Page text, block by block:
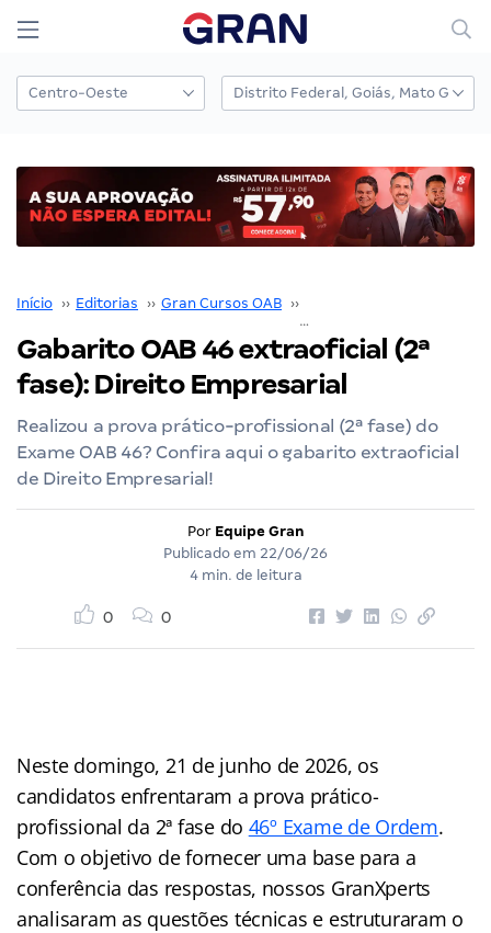
Início ›› Editorias ›› Gran Cursos OAB ››
Gabarito OAB 46 extraoficial (2ª
fase): Direito Empresarial
Realizou a prova prático-profissional (2ª fase) do
Exame OAB 46? Confira aqui o gabarito extraoficial
de Direito Empresarial!
Por Equipe Gran
Publicado em 22/06/26
4 min. de leitura
0 0
Neste domingo, 21 de junho de 2026, os
candidatos enfrentaram a prova prático-
profissional da 2ª fase do 46º Exame de Ordem.
Com o objetivo de fornecer uma base para a
conferência das respostas, nossos GranXperts
analisaram as questões técnicas e estruturaram o